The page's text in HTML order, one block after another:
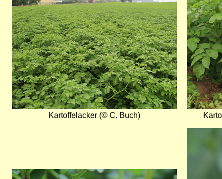
Kartoffelacker (© C. Buch)
Bild